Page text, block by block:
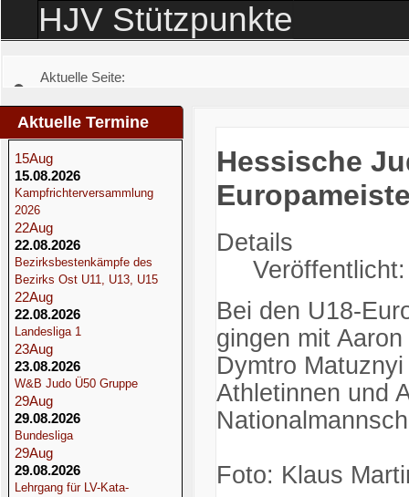
HJV Stützpunkte
Aktuelle Seite:
Startseite
Aktuelle Termine
15Aug
15.08.2026
Kampfrichterversammlung
2026
22Aug
22.08.2026
Bezirksbestenkämpfe des
Bezirks Ost U11, U13, U15
22Aug
22.08.2026
Landesliga 1
23Aug
23.08.2026
W&B Judo Ü50 Gruppe
29Aug
29.08.2026
Bundesliga
29Aug
29.08.2026
Lehrgang für LV-Kata-
Hessische
Details
Bei den U18-
gingen mit
Dymtro
Athletinnen und
Foto: Klaus